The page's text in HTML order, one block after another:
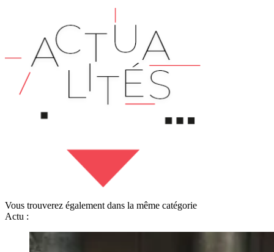
Vous trouverez également dans la même catégorie
Actu :